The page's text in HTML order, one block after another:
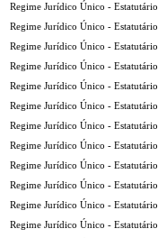
Regime Jurídico Único - Estatutário
Regime Jurídico Único - Estatutário
Regime Jurídico Único - Estatutário
Regime Jurídico Único - Estatutário
Regime Jurídico Único - Estatutário
Regime Jurídico Único - Estatutário
Regime Jurídico Único - Estatutário
Regime Jurídico Único - Estatutário
Regime Jurídico Único - Estatutário
Regime Jurídico Único - Estatutário
Regime Jurídico Único - Estatutário
Regime Jurídico Único - Estatutário